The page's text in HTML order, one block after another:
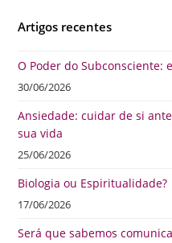
Artigos recentes
O Poder do Subconsciente:
30/06/2026
Ansiedade: cuidar de si
sua vida
25/06/2026
Biologia ou Espiritualidade?
17/06/2026
Será que sabemos